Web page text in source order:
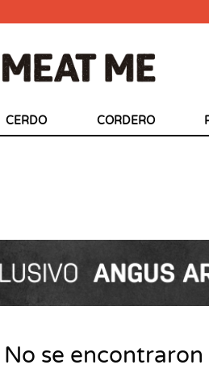
CERDO CORDERO
No se